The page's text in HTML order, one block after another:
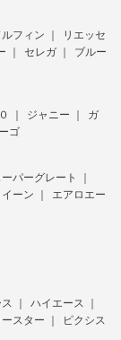
フィン
リエッセ
セレガ
ブルー
ジャニー
ガ
ゴ
ーパーグレート
ーン
エアロエー
ハイエース
ースター ピクシス